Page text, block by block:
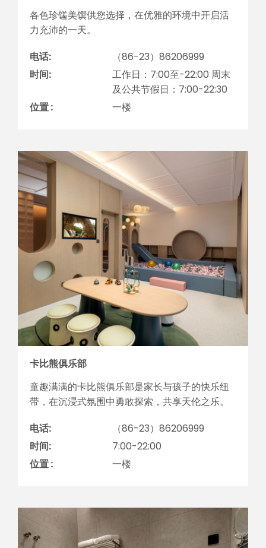
各色珍馐美馔供您选择，在优雅的环境中开启活
力充沛的一天。
电话:
（86-23）86206999
时间:
工作日：7:00至-22:00 周末
及公共节假日：7:00-22:30
位置 :
一楼
卡比熊俱乐部
童趣满满的卡比熊俱乐部是家长与孩子的快乐纽
带，在沉浸式氛围中勇敢探索，共享天伦之乐。
电话:
（86-23）86206999
时间:
7:00-22:00
位置 :
一楼